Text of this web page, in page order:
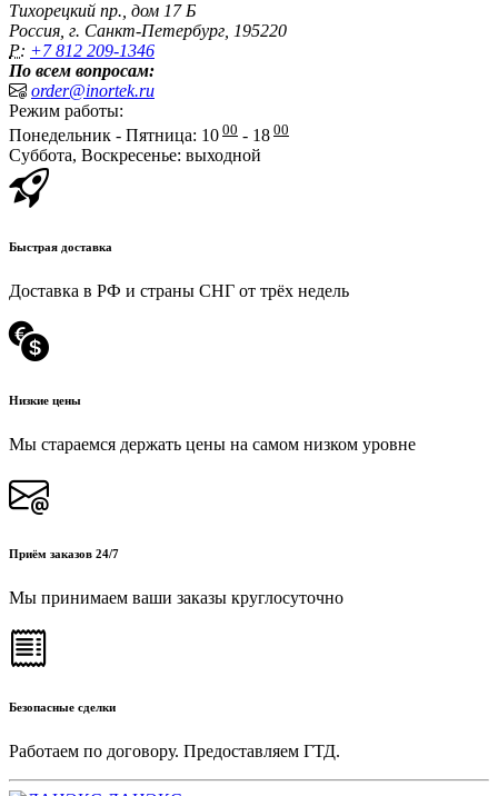
Тихорецкий пр., дом 17 Б
Россия, г. Санкт-Петербург, 195220
P: +7 812 209-1346
По всем вопросам:
order@inortek.ru
Режим работы:
Понедельник - Пятница: 10 00 - 18 00
Суббота, Воскресенье: выходной
Быстрая доставка
Доставка в РФ и страны СНГ от трёх недель
Низкие цены
Мы стараемся держать цены на самом низком уровне
Приём заказов 24/7
Мы принимаем ваши заказы круглосуточно
Безопасные сделки
Работаем по договору. Предоставляем ГТД.